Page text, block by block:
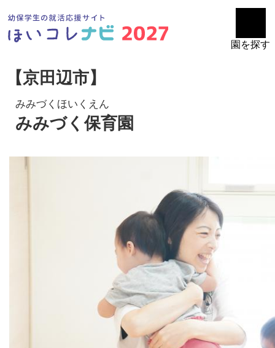
園を探す
【京田辺市】
みみづくほいくえん
みみづく保育園